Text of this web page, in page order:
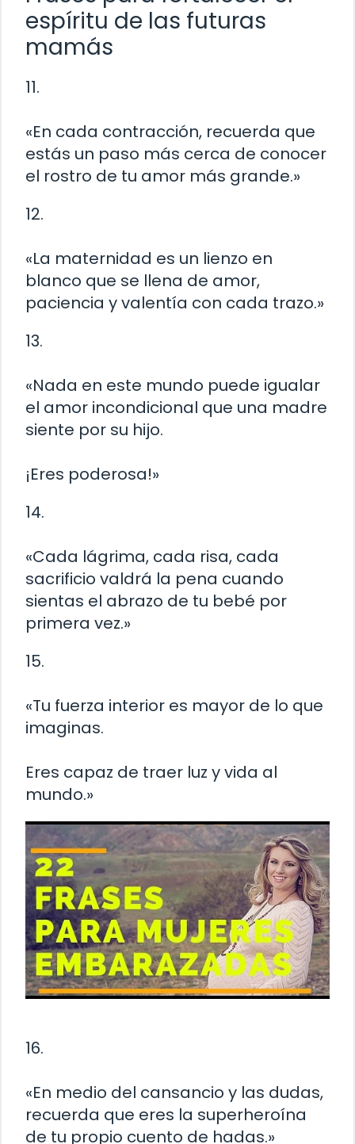
espíritu de las futuras
mamás
11.
«En cada contracción, recuerda que
estás un paso más cerca de conocer
el rostro de tu amor más grande.»
12.
«La maternidad es un lienzo en
blanco que se llena de amor,
paciencia y valentía con cada trazo.»
13.
«Nada en este mundo puede igualar
el amor incondicional que una madre
siente por su hijo.
¡Eres poderosa!»
14.
«Cada lágrima, cada risa, cada
sacrificio valdrá la pena cuando
sientas el abrazo de tu bebé por
primera vez.»
15.
«Tu fuerza interior es mayor de lo que
imaginas.
Eres capaz de traer luz y vida al
mundo.»
16.
«En medio del cansancio y las dudas,
recuerda que eres la superheroína
de tu propio cuento de hadas.»